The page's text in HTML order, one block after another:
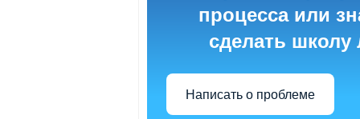
процесса или
сделать школу
Написать о проблеме